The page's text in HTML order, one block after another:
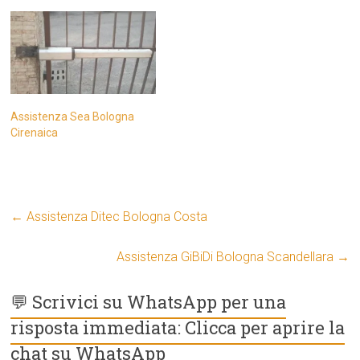
Assistenza Sea Bologna
Cirenaica
← Assistenza Ditec Bologna Costa
Assistenza GiBiDi Bologna Scandellara →
💬 Scrivici su WhatsApp per una
risposta immediata: Clicca per aprire la
chat su WhatsApp